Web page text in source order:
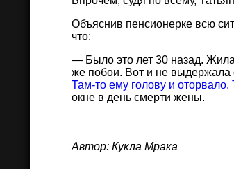
Объяснив пенсионерке всю
что:
— Было это лет 30 назад. Жила
же побои. Вот и не выдержала
Там-то ему голову и
окне в день смерти жены.
Автор: Кукла Мрака